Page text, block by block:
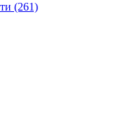
(261)